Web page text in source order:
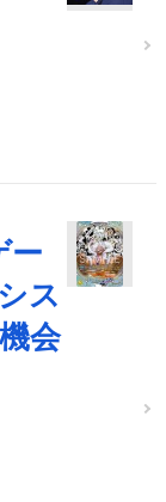
ー
ス
会